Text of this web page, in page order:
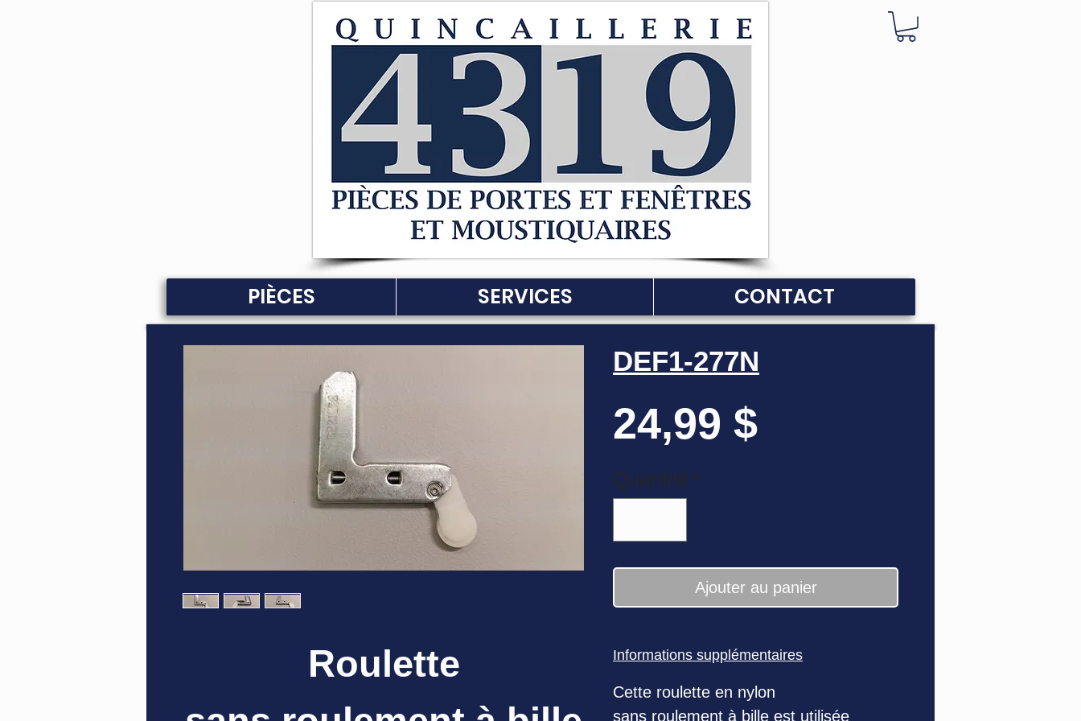
PIÈCES SERVICES CONTACT
Roulette
DEF1-277N
24,99 $Prix
Quantité *
Ajouter au panier
Informations supplémentaires
Cette roulette en nylon
sans roulement à bille est utilisée